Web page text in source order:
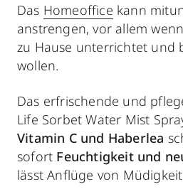
Das Homeoffice kann
anstrengen, vor allem
zu Hause unterrichtet und
wollen.
Das erfrischende und
Life Sorbet Water Mist
Vitamin C und Haberlea
sofort Feuchtigkeit und
lässt Anflüge von